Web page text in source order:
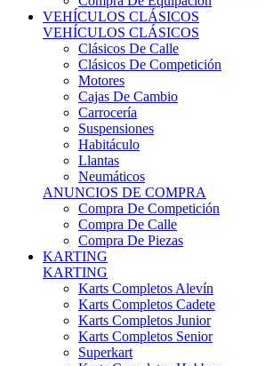
VEHÍCULOS CLÁSICOS
Clásicos De Calle
Clásicos De Competición
Motores
Cajas De Cambio
Carrocería
Suspensiones
Habitáculo
Llantas
Neumáticos
ANUNCIOS DE COMPRA
Compra De Competición
Compra De Calle
Compra De Piezas
KARTING
KARTING
Karts Completos Alevín
Karts Completos Cadete
Karts Completos Junior
Karts Completos Senior
Superkart
Karts Completos Hobbye
Remolques